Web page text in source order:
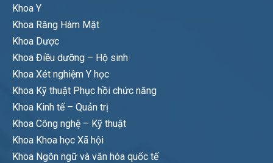
Khoa Y
Khoa Răng Hàm Mặt
Khoa Dược
Khoa Điều dưỡng – Hộ sinh
Khoa Xét nghiệm Y học
Khoa Kỹ thuật Phục hồi chức năng
Khoa Kinh tế – Quản trị
Khoa Công nghệ – Kỹ thuật
Khoa Khoa học Xã hội
Khoa Ngôn ngữ và văn hóa quốc tế